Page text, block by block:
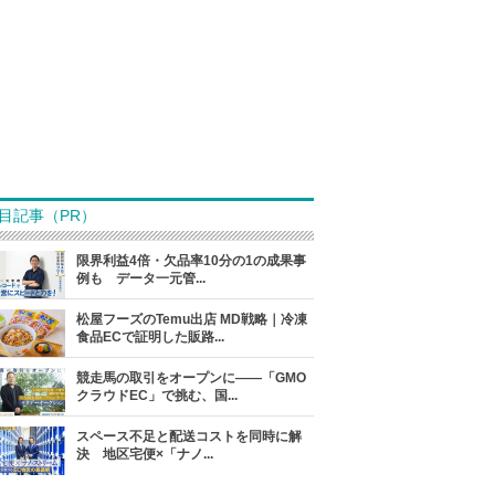
記事（PR）
限界利益4倍・欠品率10分の1の成果事
例も データ一元管...
松屋フーズのTemu出店 MD戦略｜冷凍
食品ECで証明した販路...
競走馬の取引をオープンに――「GMO
クラウドEC」で挑む、国...
スペース不足と配送コストを同時に解
決 地区宅便×「ナノ...